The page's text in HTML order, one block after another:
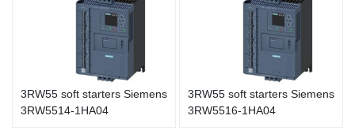
3RW55 soft starters Siemens
3RW5514-1HA04
3RW55 soft starters Siemens
3RW5516-1HA04